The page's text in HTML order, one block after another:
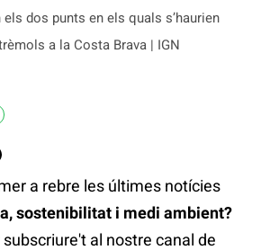
dos punts en els quals s’haurien
a la Costa Brava | IGN
a rebre les últimes notícies
sostenibilitat i medi ambient?
subscriure't al nostre canal de